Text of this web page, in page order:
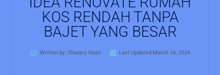
KOS RENDAH TANPA
BAJET YANG BESAR
Written by: Shazery Nasir Last Updated:March 16, 2024